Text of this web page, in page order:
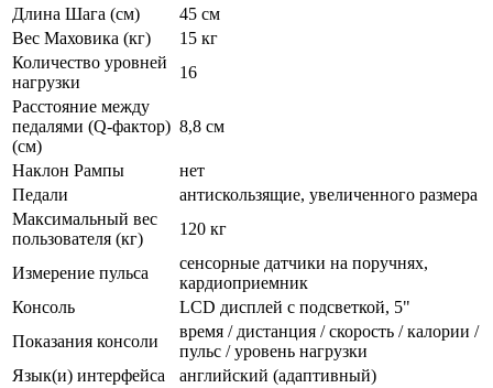
Длина Шага (см)
45 см
Вес Маховика (кг)
15 кг
Количество уровней
нагрузки
16
Расстояние между
педалями (Q-фактор)
(см)
8,8 см
Наклон Рампы
нет
Педали
антискользящие, увеличенного размера
Максимальный вес
пользователя (кг)
120 кг
Измерение пульса
сенсорные датчики на поручнях,
кардиоприемник
Консоль
LCD дисплей с подсветкой, 5"
Показания консоли
время / дистанция / скорость / калории /
пульс / уровень нагрузки
Язык(и) интерфейса
английский (адаптивный)